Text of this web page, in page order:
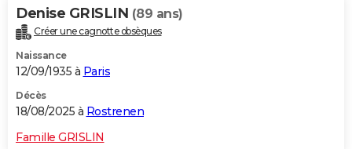
Denise GRISLIN (89 ans)
Créer une cagnotte obsèques
Naissance
12/09/1935 à Paris
Décès
18/08/2025 à Rostrenen
Famille GRISLIN